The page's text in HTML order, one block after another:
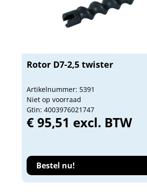
Rotor D7-2,5 twister
Artikelnummer: 5391
Niet op voorraad
Gtin: 4003976021747
€ 95,51 excl. BTW
Bestel nu!